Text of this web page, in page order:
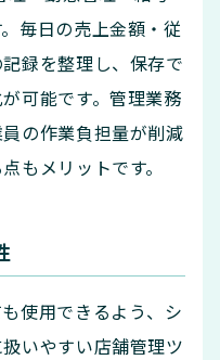
毎日の売上金額・従
録を整理し、保存で
可能です。管理業務
の作業負担量が削減
もメリットです。
使用できるよう、シ
いやすい店舗管理ツ